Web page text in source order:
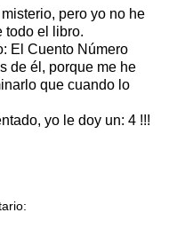
pero yo no he
todo el libro.
El Cuento Número
de él, porque me he
que cuando lo
yo le doy un: 4 !!!